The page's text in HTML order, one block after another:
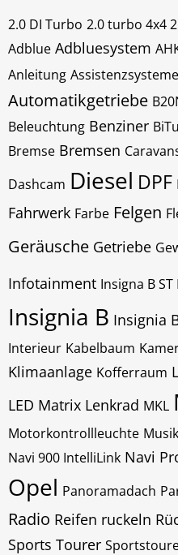
2.0 DI Turbo 2.0 turbo 4x4
Adblue Adbluesystem
Anleitung Assistenzsysteme
Automatikgetriebe
Beleuchtung Benziner
Bremse Bremsen
Dashcam Diesel DPF
Fahrwerk Farbe Felgen
Geräusche Getriebe
Infotainment Insigna B ST
Insignia B Insignia
Interieur Kabelbaum
Klimaanlage Kofferraum
LED Matrix Lenkrad MKL
Motorkontrollleuchte Musik
Navi 900 IntelliLink Navi
Opel Panoramadach
Radio Reifen ruckeln
Sports Tourer